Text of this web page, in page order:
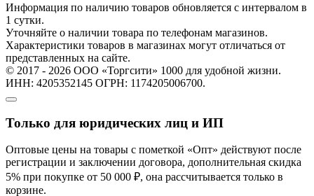
Информация по наличию товаров обновляется с интервалом в
1 сутки.
Уточняйте о наличии товара по телефонам магазинов.
Характеристики товаров в магазинах могут отличаться от
представленных на сайте.
© 2017 - 2026 ООО «Торгсити» 1000 для удобной жизни.
ИНН: 4205352145 ОГРН: 1174205006700.
Только для юридических лиц и ИП
Оптовые цены на товары с пометкой «Опт» действуют после
регистрации и заключении договора, дополнительная скидка
5% при покупке от 50 000 ₽, она рассчитывается только в
корзине.